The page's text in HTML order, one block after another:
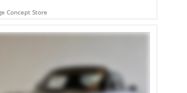
Concept Store